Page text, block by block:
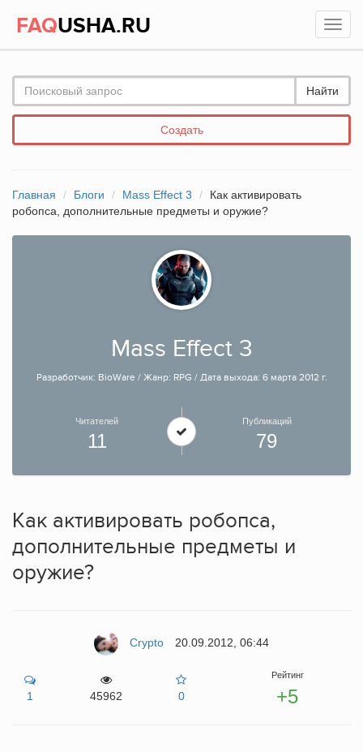
FAQUSHA.RU
Найти
Создать
Главная Блоги Mass Effect 3
Как активировать
робопса, дополнительные предметы и оружие?
Mass Effect 3
Разработчик: BioWare / Жанр: RPG / Дата выхода: 6 марта 2012 г.
Читателей
11
Публикаций
79
Как активировать робопса,
дополнительные предметы и
оружие?
Crypto 20.09.2012, 06:44
1 45962 0
Рейтинг
+5